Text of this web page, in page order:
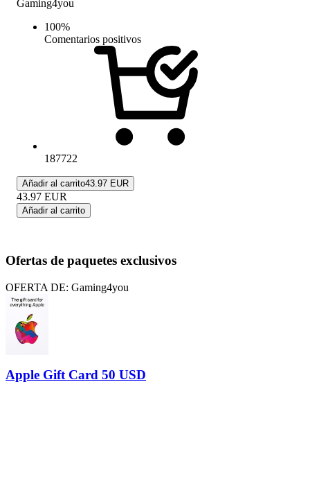
Gaming4you
100%
Comentarios positivos
187722
Añadir al carrito43.97 EUR
43.97 EUR
Añadir al carrito
Ofertas de paquetes exclusivos
OFERTA DE: Gaming4you
Apple Gift Card 50 USD